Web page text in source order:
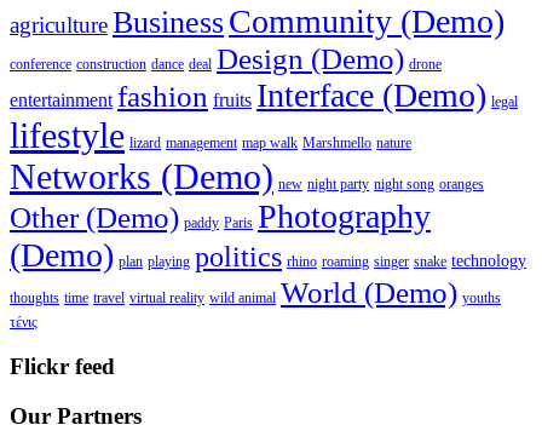
agricultureBusinessCommunity (Demo)
conference construction dance deal Design (Demo) drone
entertainment fashion fruits Interface (Demo) legal
lifestyle lizard management map walk Marshmello nature
Networks (Demo) new night party night song oranges
Other (Demo) paddy Paris Photography
(Demo) plan playing politics rhino roaming singer snake technology
thoughts time travel virtual reality wild animal World (Demo) youths
τένις
Flickr feed
Our Partners